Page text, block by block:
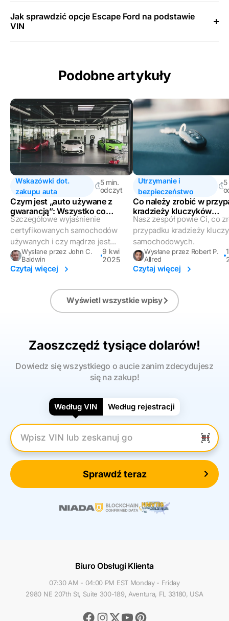
Jak sprawdzić opcje Escape Ford na podstawie
VIN
Podobne artykuły
Wskazówki dot.
zakupu auta
5 min.
odczyt
Czym jest „auto używane z
gwarancją”: Wszystko co
musisz wiedzieć
Szczegółowe wyjaśnienie
certyfikowanych samochodów
używanych i czy mądrze jest...
Wysłane przez John C.
Baldwin
9 kwi
2025
Czytaj więcej
Utrzymanie i
bezpieczeństwo
5
Co należy zrobić w
kradzieży kluczyków
samochodowych?
Nasz zespół powie Ci, co
przypadku kradzieży
samochodowych.
Wysłane przez Robert P.
Allred
Czytaj więcej
Wyświetl wszystkie wpisy
Zaoszczędź tysiące dolarów!
Dowiedz się wszystkiego o aucie zanim zdecydujesz
się na zakup!
Według VIN Według rejestracji
Wpisz numer VIN
Sprawdź teraz
Biuro Obsługi Klienta
07:30 AM - 04:00 PM EST Monday - Friday
2980 NE 207th St, Suite 300-189, Aventura, FL 33180, USA
Facebook
Instagram
TwitterYoutubePinterest